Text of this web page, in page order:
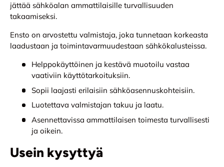
jättää sähköalan ammattilaisille turvallisuuden
takaamiseksi.
Ensto on arvostettu valmistaja, joka tunnetaan korkeasta
laadustaan ja toimintavarmuudestaan sähkökalusteissa.
Helppokäyttöinen ja kestävä muotoilu vastaa
vaativiin käyttötarkoituksiin.
Sopii laajasti erilaisiin sähköasennuskohteisiin.
Luotettava valmistajan takuu ja laatu.
Asennettavissa ammattilaisen toimesta turvallisesti
ja oikein.
Usein kysyttyä